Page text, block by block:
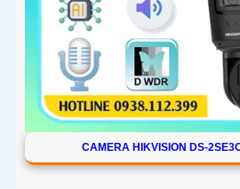
CAMERA HIKVISION DS-